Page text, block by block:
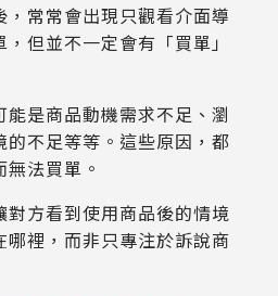
，常常會出現只觀看介面導
但並不一定會有「買單」
是商品動機需求不足、瀏
的不足等等。這些原因，都
法買單。
方看到使用商品後的情境
裡，而非只專注於訴說商